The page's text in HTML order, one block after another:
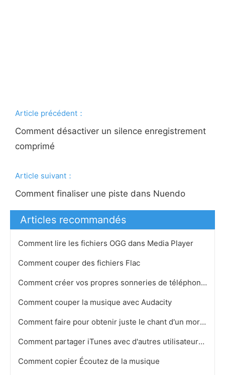
Article précédent：
Comment désactiver un silence enregistrement
comprimé
Article suivant：
Comment finaliser une piste dans Nuendo
Articles recommandés
Comment lire les fichiers OGG dans Media Player
Comment couper des fichiers Flac
Comment créer vos propres sonneries de téléphone portable sous Windows
Comment couper la musique avec Audacity
Comment faire pour obtenir juste le chant d'un morceau dans GarageBand
Comment partager iTunes avec d'autres utilisateurs du même ordinateur
Comment copier Écoutez de la musique